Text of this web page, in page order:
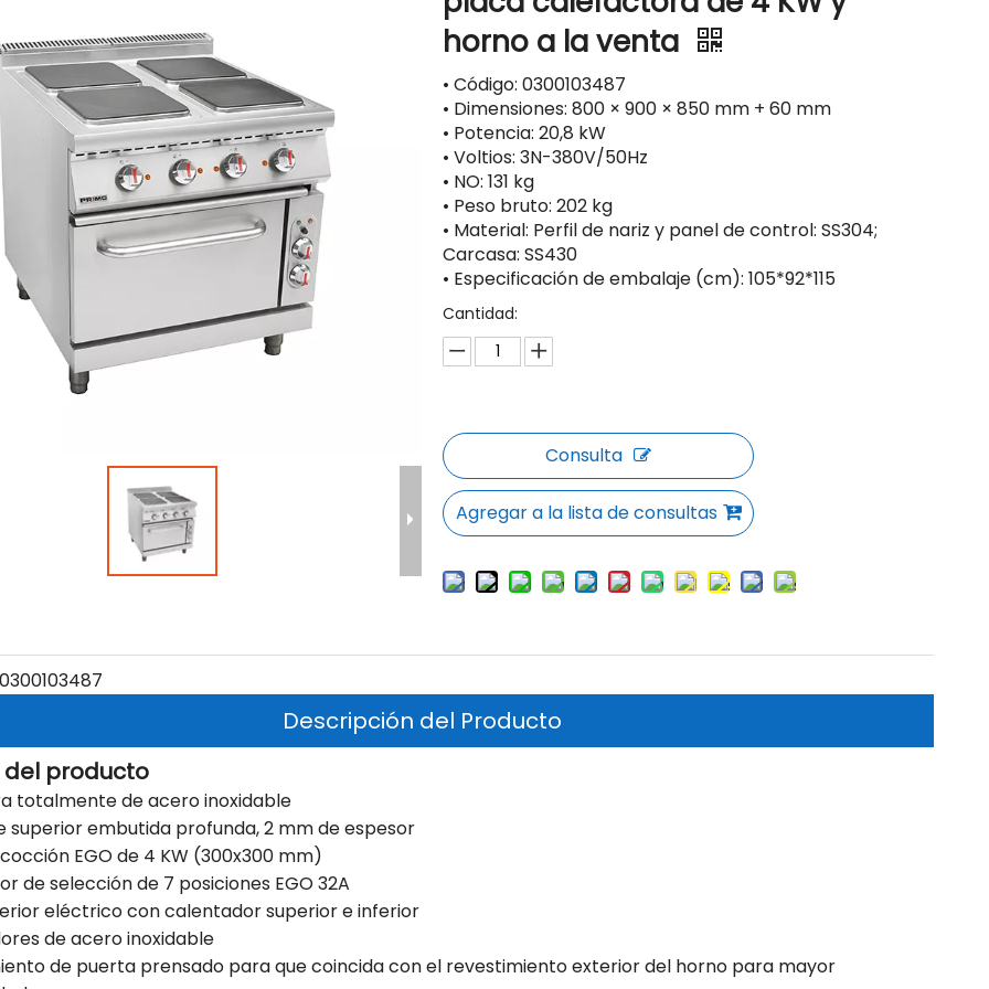
horno a la venta
• Código: 0300103487
• Dimensiones: 800 × 900 × 850 mm + 60 mm
• Potencia: 20,8 kW
• Voltios: 3N-380V/50Hz
• NO: 131 kg
• Peso bruto: 202 kg
• Material: Perfil de nariz y panel de control: SS304;
Carcasa: SS430
• Especificación de embalaje (cm): 105*92*115
Cantidad:
Consulta
Agregar a la lista de consultas
0300103487
Descripción del Producto
producto
totalmente de acero inoxidable
superior embutida profunda, 2 mm de espesor
EGO de 4 KW (300x300 mm)
de selección de 7 posiciones EGO 32A
eléctrico con calentador superior e inferior
de acero inoxidable
de puerta prensado para que coincida con el revestimiento exterior del horno para mayor